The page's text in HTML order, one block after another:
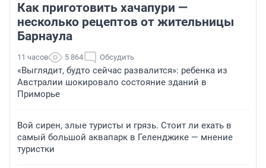
Как приготовить хачапури —
несколько рецептов от жительницы
Барнаула
11 часов 5 864 Обсудить
«Выглядит, будто сейчас развалится»: ребенка из
Австралии шокировало состояние зданий в
Приморье
Вой сирен, злые туристы и грязь. Стоит ли ехать в
самый большой аквапарк в Геленджике — мнение
туристки